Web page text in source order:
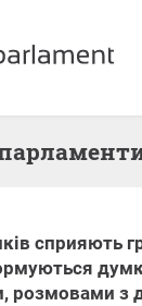
сприяють
розмовами з